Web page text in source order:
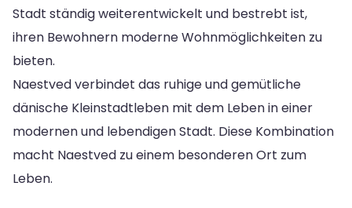
Stadt ständig weiterentwickelt und bestrebt ist,
ihren Bewohnern moderne Wohnmöglichkeiten zu
bieten.
Naestved verbindet das ruhige und gemütliche
dänische Kleinstadtleben mit dem Leben in einer
modernen und lebendigen Stadt. Diese Kombination
macht Naestved zu einem besonderen Ort zum
Leben.